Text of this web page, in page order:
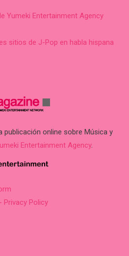
Yumeki Entertainment Agency
sitios de J-Pop en habla hispana
publicación online sobre Música y
Entertainment Agency.
Privacy Policy